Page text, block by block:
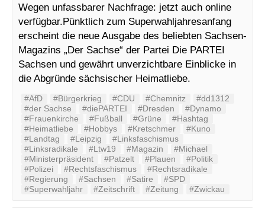
Wegen unfassbarer Nachfrage: jetzt auch online
verfügbar.Pünktlich zum Superwahljahresanfang
erscheint die neue Ausgabe des beliebten Sachsen-
Magazins „Der Sachse“ der Partei Die PARTEI
Sachsen und gewährt unverzichtbare Einblicke in
die Abgründe sächsischer Heimatliebe.
#AfD #Bürgerkrieg #CDU #Chemnitz
#dd1312
#der Sachse
#diePARTEI #Dresden
#Dynamo
#Frauenkirche
#Fußball #Grüne
#Hashtag
#Heimatliebe
#Hobbys #Kretschmer
#Kuno
#Landtag
#Leipzig
#Linksfaschismus
#Linksradikale
#Ltw19 #Magazin
#Michael
#Ministerpräsident
#Patzelt #Plauen
#Politik
#Polizei
#Rechtsfaschismus
#Rechtsradikale
#Regierung
#Sachsen #Satire
#SPD
#Superwahljahr
#Zeitschrift #Zeitung #Zwickau